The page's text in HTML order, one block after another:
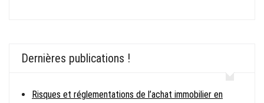
Dernières publications !
Risques et réglementations de l’achat immobilier en